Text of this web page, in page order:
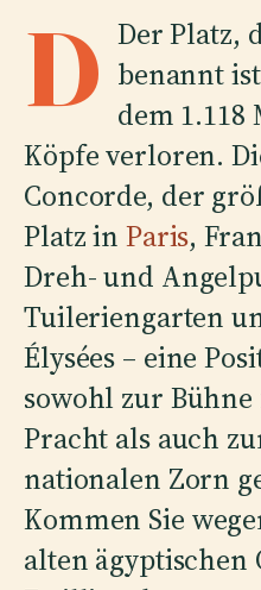
D Der Platz,
benannt
dem 1.118
Köpfe verloren.
Concorde, der
Platz in Paris,
Dreh- und
Tuileriengarten
Élysées – eine
sowohl zur
Pracht als auch
nationalen Zorn
Kommen Sie
alten ägyptischen